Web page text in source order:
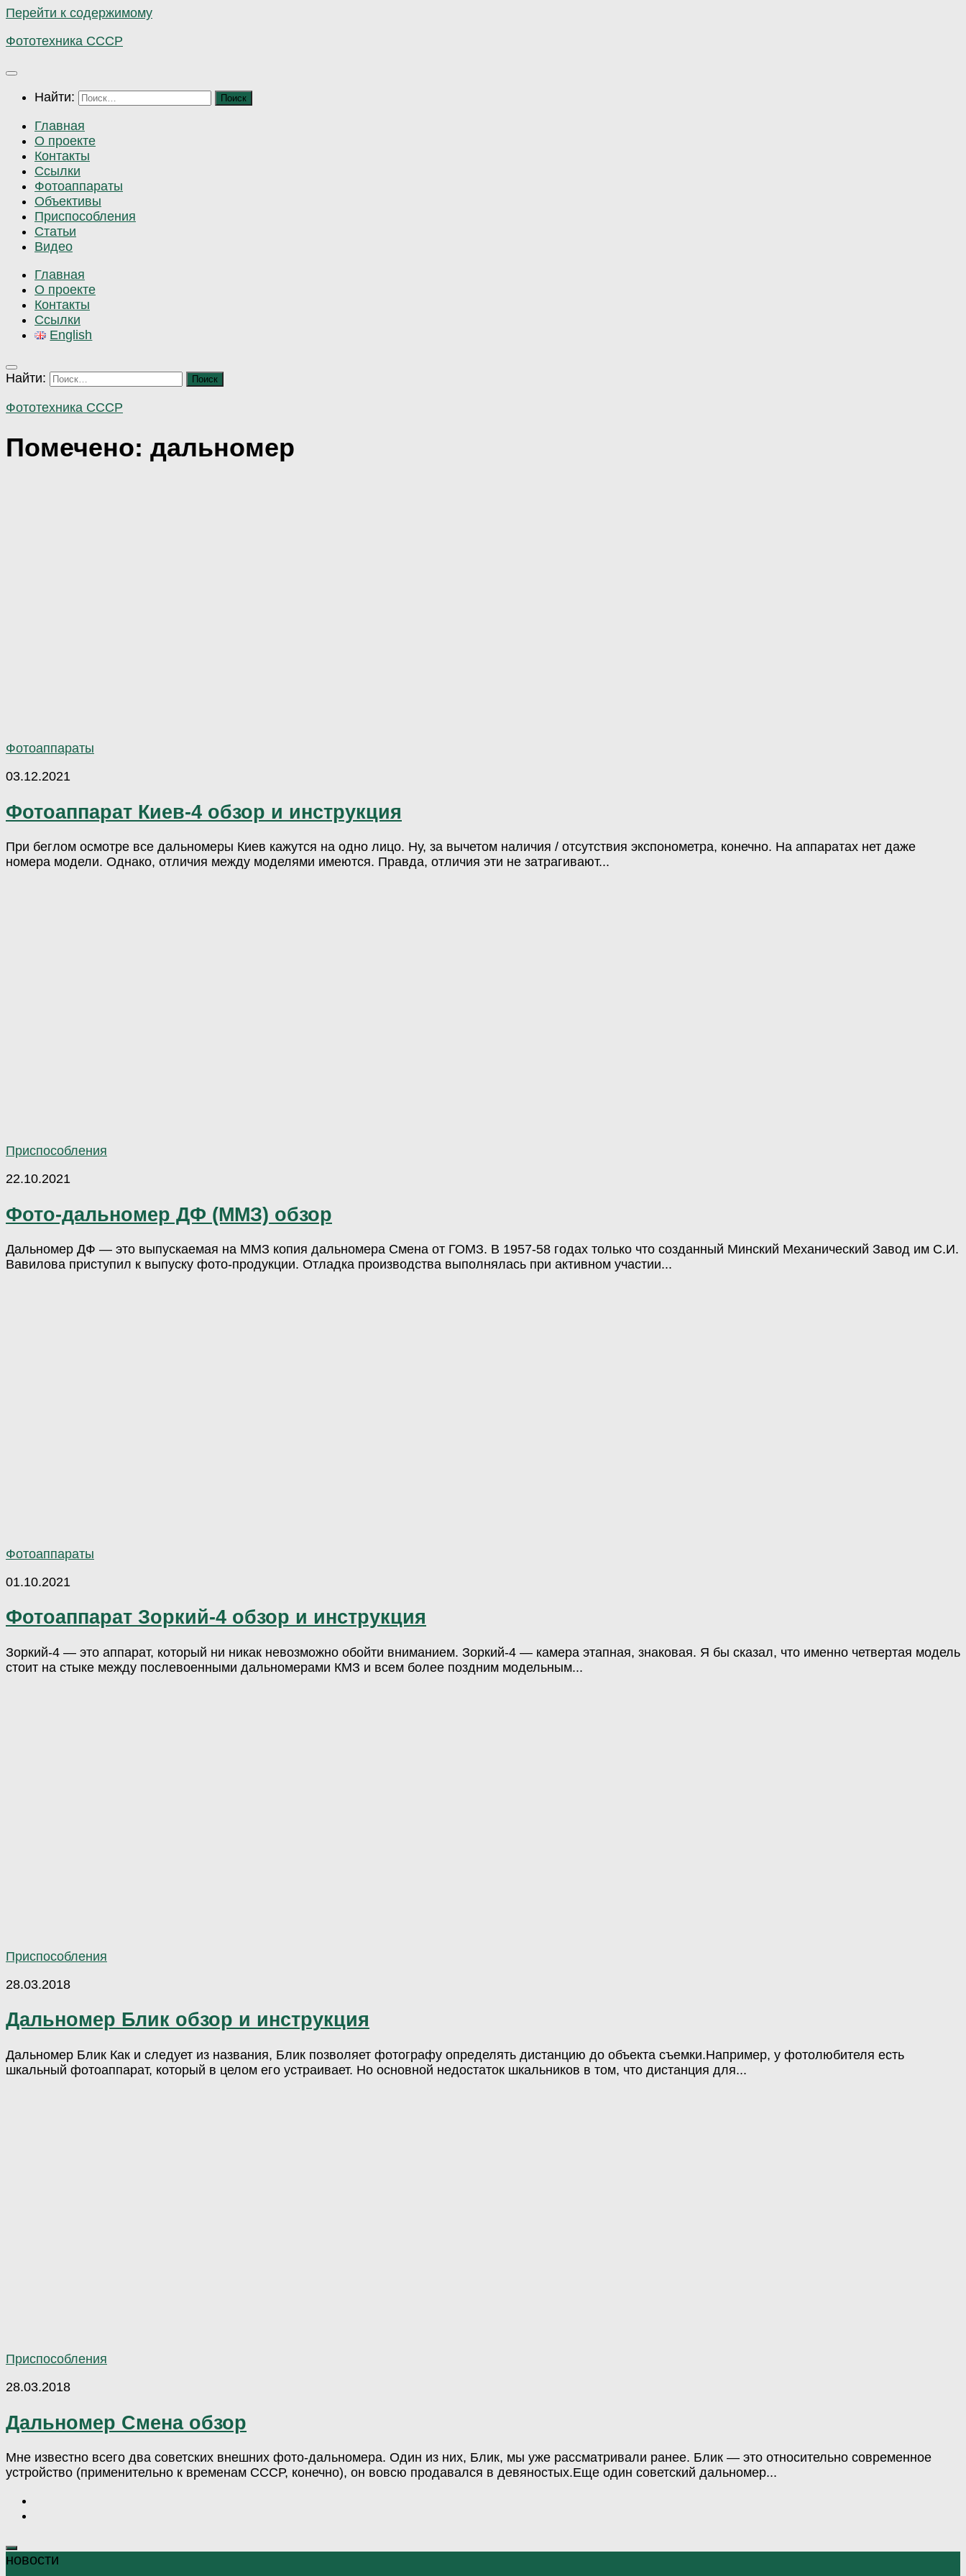
Перейти к содержимому
Фототехника СССР
Найти:
Главная
О проекте
Контакты
Ссылки
Фотоаппараты
Объективы
Приспособления
Статьи
Видео
Главная
О проекте
Контакты
Ссылки
English
Найти:
Фототехника СССР
Помечено: дальномер
Фотоаппараты
03.12.2021
Фотоаппарат Киев-4 обзор и инструкция
При беглом осмотре все дальномеры Киев кажутся на одно лицо. Ну, за вычетом наличия / отсутствия экспонометра, конечно. На аппаратах нет даже
номера модели. Однако, отличия между моделями имеются. Правда, отличия эти не затрагивают...
Приспособления
22.10.2021
Фото-дальномер ДФ (ММЗ) обзор
Дальномер ДФ — это выпускаемая на ММЗ копия дальномера Смена от ГОМЗ. В 1957-58 годах только что созданный Минский Механический Завод им С.И.
Вавилова приступил к выпуску фото-продукции. Отладка производства выполнялась при активном участии...
Фотоаппараты
01.10.2021
Фотоаппарат Зоркий-4 обзор и инструкция
Зоркий-4 — это аппарат, который ни никак невозможно обойти вниманием. Зоркий-4 — камера этапная, знаковая. Я бы сказал, что именно четвертая модель
стоит на стыке между послевоенными дальномерами КМЗ и всем более поздним модельным...
Приспособления
28.03.2018
Дальномер Блик обзор и инструкция
Дальномер Блик Как и следует из названия, Блик позволяет фотографу определять дистанцию до объекта съемки.Например, у фотолюбителя есть
шкальный фотоаппарат, который в целом его устраивает. Но основной недостаток шкальников в том, что дистанция для...
Приспособления
28.03.2018
Дальномер Смена обзор
Мне известно всего два советских внешних фото-дальномера. Один из них, Блик, мы уже рассматривали ранее. Блик — это относительно современное
устройство (применительно к временам СССР, конечно), он вовсю продавался в девяностых.Еще один советский дальномер...